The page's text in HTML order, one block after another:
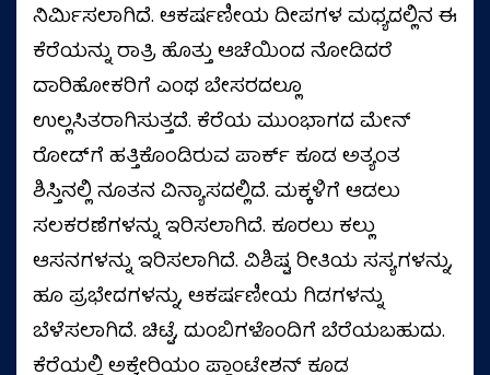
ನಿರ್ಮಿಸಲಾಗಿದೆ. ಆಕರ್ಷಣೀಯ ದೀಪಗಳ ಮಧ್ಯದಲ್ಲಿನ ಈ
ಕೆರೆಯನ್ನು ರಾತ್ರಿ ಹೊತ್ತು ಆಚೆಯಿಂದ ನೋಡಿದರೆ
ದಾರಿಹೋಕರಿಗೆ ಎಂಥ ಬೇಸರದಲ್ಲೂ
ಉಲ್ಲಸಿತರಾಗಿಸುತ್ತದೆ. ಕೆರೆಯ ಮುಂಭಾಗದ ಮೇನ್
ರೋಡ್‌ಗೆ ಹತ್ತಿಕೊಂಡಿರುವ ಪಾರ್ಕ್ ಕೂಡ ಅತ್ಯಂತ
ಶಿಸ್ತಿನಲ್ಲಿ ನೂತನ ವಿನ್ಯಾಸದಲ್ಲಿದೆ. ಮಕ್ಕಳಿಗೆ ಆಡಲು
ಸಲಕರಣೆಗಳನ್ನು ಇರಿಸಲಾಗಿದೆ. ಕೂರಲು ಕಲ್ಲು
ಆಸನಗಳನ್ನು ಇರಿಸಲಾಗಿದೆ. ವಿಶಿಷ್ಟ ರೀತಿಯ ಸಸ್ಯಗಳನ್ನು,
ಹೂ ಪ್ರಭೇದಗಳನ್ನು, ಆಕರ್ಷಣೀಯ ಗಿಡಗಳನ್ನು
ಬೆಳೆಸಲಾಗಿದೆ. ಚಿಟ್ಟೆ, ದುಂಬಿಗಳೊಂದಿಗೆ ಬೆರೆಯಬಹುದು.
ಕೆರೆಯಲ್ಲಿ ಅಕ್ವೇರಿಯಂ ಪ್ಲಾಂಟೇಶನ್ ಕೂಡ